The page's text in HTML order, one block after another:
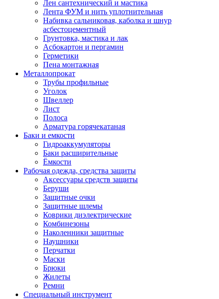
Лен сантехнический и мастика
Лента ФУМ и нить уплотнительная
Набивка сальниковая, каболка и шнур
асбестоцементный
Грунтовка, мастика и лак
Асбокартон и пергамин
Герметики
Пена монтажная
Металлопрокат
Трубы профильные
Уголок
Швеллер
Лист
Полоса
Арматура горячекатаная
Баки и емкости
Гидроаккумуляторы
Баки расширительные
Ёмкости
Рабочая одежда, средства защиты
Аксессуары средств защиты
Беруши
Защитные очки
Защитные шлемы
Коврики диэлектрические
Комбинезоны
Наколенники защитные
Наушники
Перчатки
Маски
Брюки
Жилеты
Ремни
Специальный инструмент